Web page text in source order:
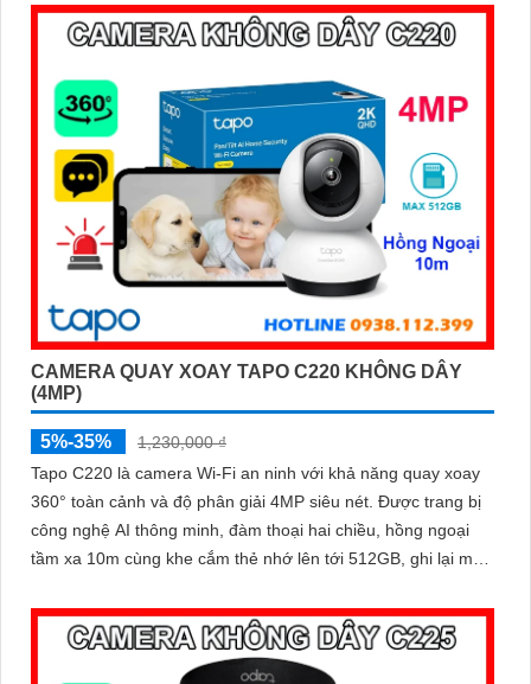
CAMERA QUAY XOAY TAPO C220 KHÔNG DÂY
(4MP)
5%-35%
1,230,000 ₫
Tapo C220 là camera Wi-Fi an ninh với khả năng quay xoay
360° toàn cảnh và độ phân giải 4MP siêu nét. Được trang bị
công nghệ AI thông minh, đàm thoại hai chiều, hồng ngoại
tầm xa 10m cùng khe cắm thẻ nhớ lên tới 512GB, ghi lại mọi